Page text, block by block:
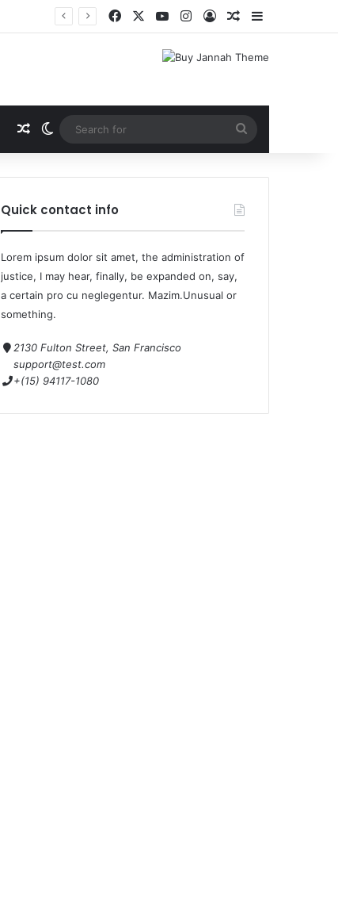
Quick contact info
Lorem ipsum dolor sit amet, the administration of
justice, I may hear, finally, be expanded on, say,
a certain pro cu neglegentur. Mazim.Unusual or
something.
2130 Fulton Street, San Francisco
support@test.com
+(15) 94117-1080